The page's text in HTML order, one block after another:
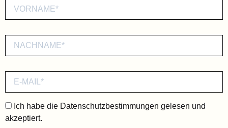
Ich habe die Datenschutzbestimmungen gelesen und
akzeptiert.